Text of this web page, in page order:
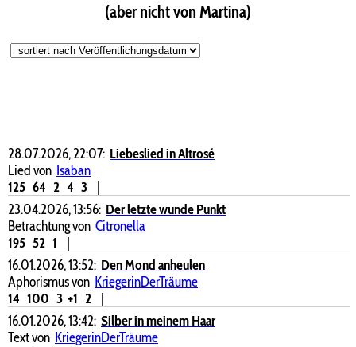
(aber nicht von Martina)
28.07.2026, 22:07: Liebeslied in Altrosé
Lied von Isaban
125 64 2 4 3
|
23.04.2026, 13:56: Der letzte wunde Punkt
Betrachtung von Citronella
195 52 1
|
16.01.2026, 13:52: Den Mond anheulen
Aphorismus von KriegerinDerTräume
14 100 3 +1 2
|
16.01.2026, 13:42: Silber in meinem Haar
Text von KriegerinDerTräume